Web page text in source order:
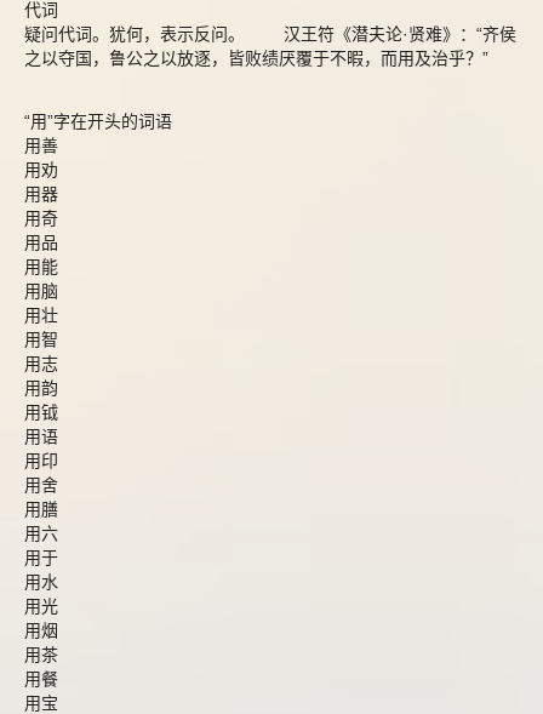
代词
疑问代词。犹何，表示反问。 汉王符《潜夫论·贤难》：“齐侯
之以夺国，鲁公之以放逐，皆败绩厌覆于不暇，而用及治乎？”
“用”字在开头的词语
用善
用劝
用器
用奇
用品
用能
用脑
用壮
用智
用志
用韵
用钺
用语
用印
用舍
用膳
用六
用于
用水
用光
用烟
用茶
用餐
用宝